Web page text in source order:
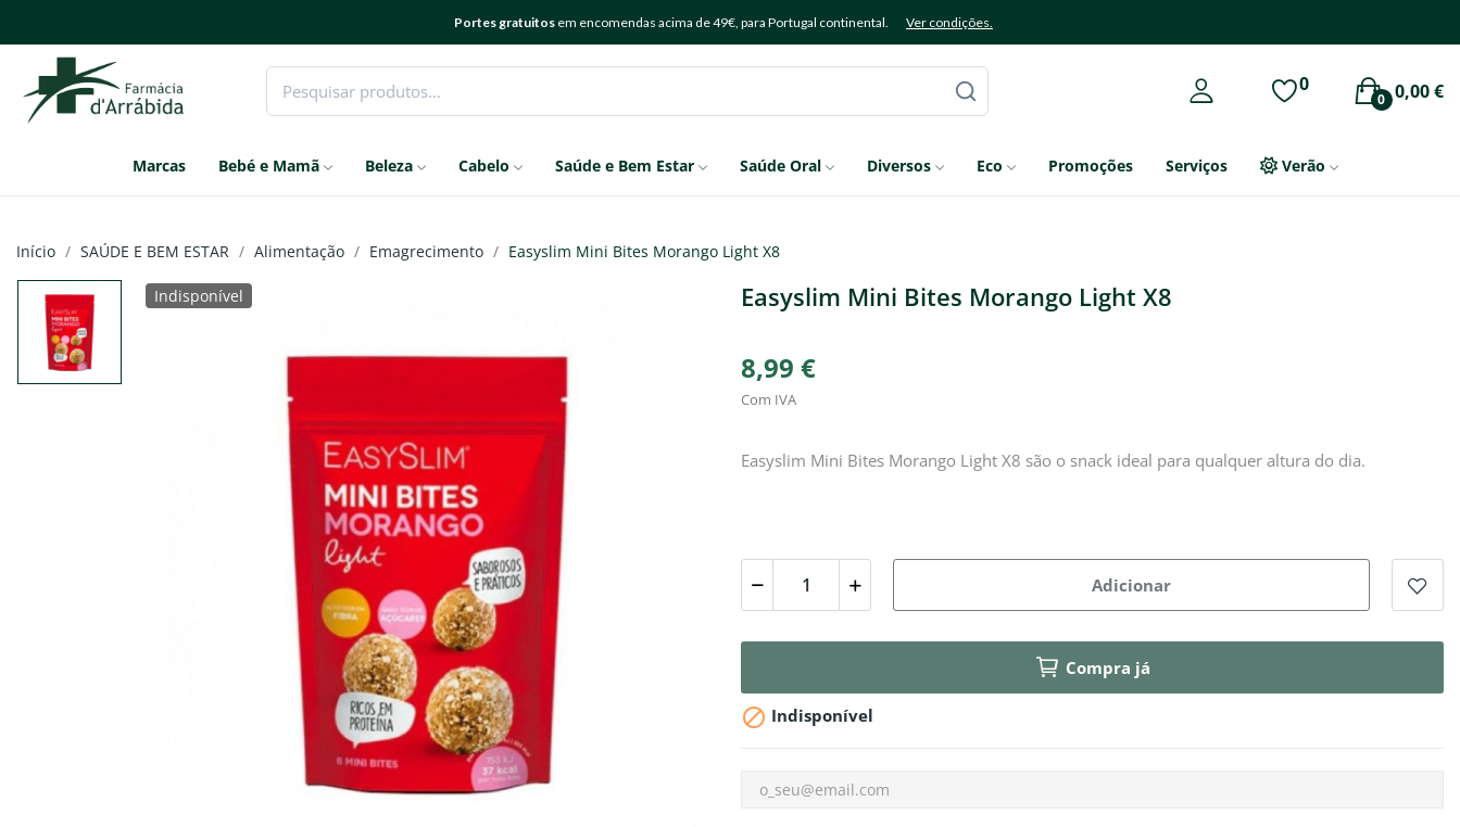
Portes gratuitos em encomendas acima de 49€, para Portugal continental. Ver condições.
0 0,00 €
0
Marcas Bebé e Mamã Beleza Cabelo Saúde e Bem Estar Saúde Oral Diversos Eco Promoções Serviços Verão
Início SAÚDE E BEM ESTAR Alimentação Emagrecimento Easyslim Mini Bites Morango Light X8
Indisponível Easyslim Mini Bites Morango Light X8
8,99 €
Com IVA
Easyslim Mini Bites Morango Light X8 são o snack ideal para qualquer altura do dia.
Adicionar
Compra já
 Indisponível